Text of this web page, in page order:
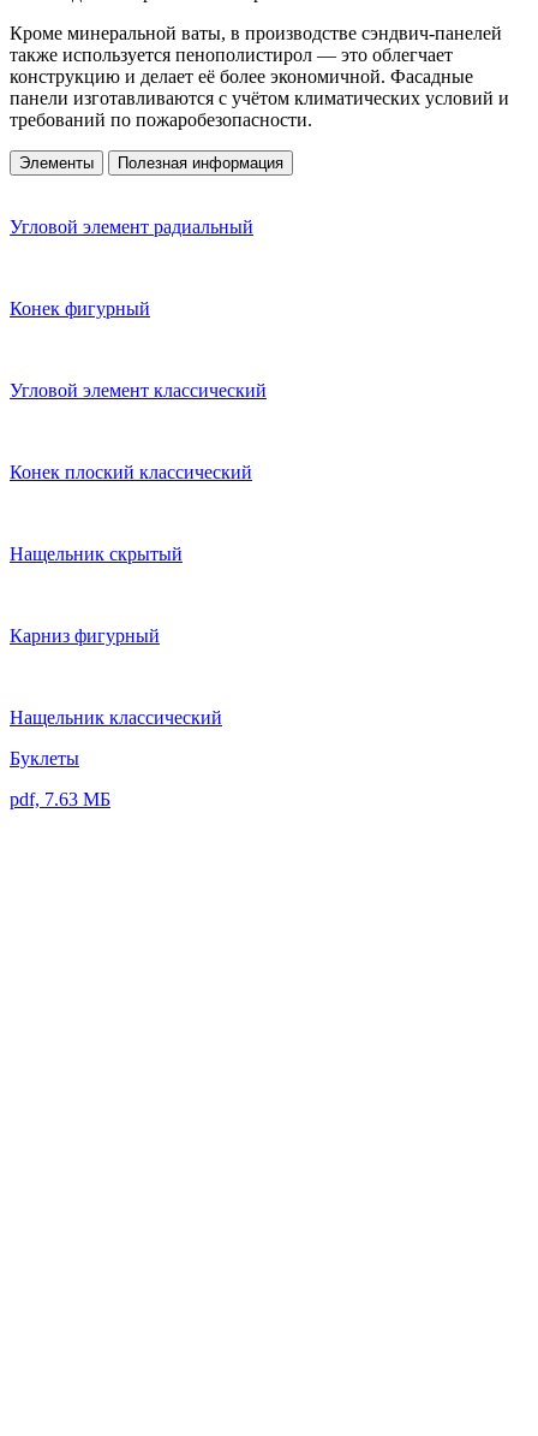
Кроме минеральной ваты, в производстве сэндвич-панелей
также используется пенополистирол — это облегчает
конструкцию и делает её более экономичной. Фасадные
панели изготавливаются с учётом климатических условий и
требований по пожаробезопасности.
Элементы Полезная информация
Угловой элемент радиальный
Конек фигурный
Угловой элемент классический
Конек плоский классический
Нащельник скрытый
Карниз фигурный
Нащельник классический
Буклеты
pdf, 7.63 МБ